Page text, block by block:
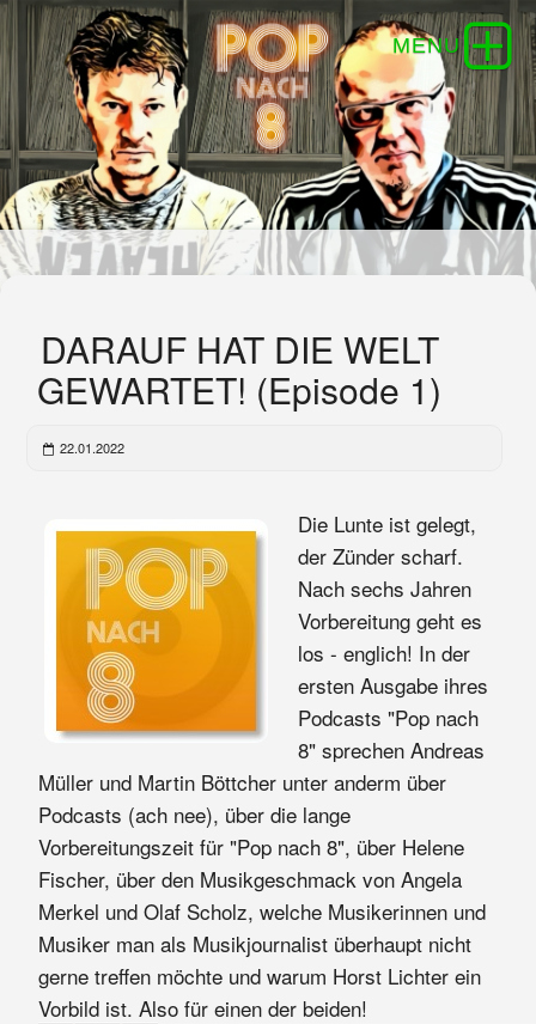
DARAUF HAT DIE WELT
GEWARTET! (Episode 1)
22.01.2022
Die Lunte ist gelegt,
der Zünder scharf.
Nach sechs Jahren
Vorbereitung geht es
los - englich! In der
ersten Ausgabe ihres
Podcasts "Pop nach
8" sprechen Andreas
Müller und Martin Böttcher unter anderm über
Podcasts (ach nee), über die lange
Vorbereitungszeit für "Pop nach 8", über Helene
Fischer, über den Musikgeschmack von Angela
Merkel und Olaf Scholz, welche Musikerinnen und
Musiker man als Musikjournalist überhaupt nicht
gerne treffen möchte und warum Horst Lichter ein
Vorbild ist. Also für einen der beiden!